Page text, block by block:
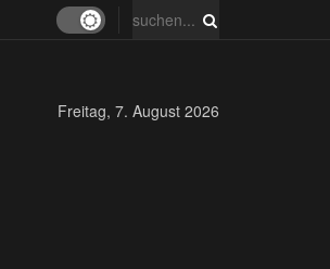
Freitag, 7. August 2026